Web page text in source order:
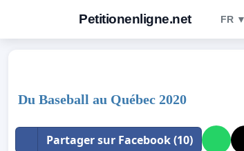
Petitionenligne.net FR ▼
Du Baseball au Québec 2020
Partager sur Facebook (10)